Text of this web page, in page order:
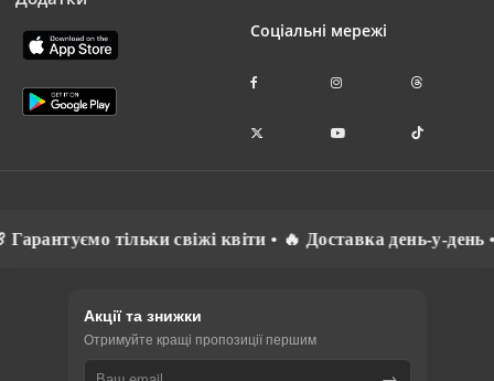
Соціальні мережі
тільки свіжі квіти • 🔥 Доставка день-у-день • ⚡
Акції та знижки
Отримуйте кращі пропозиції першим